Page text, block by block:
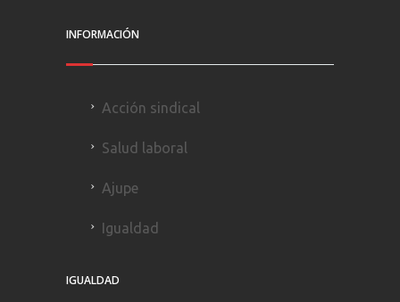
INFORMACIÓN
Acción sindical
Salud laboral
Ajupe
Igualdad
IGUALDAD